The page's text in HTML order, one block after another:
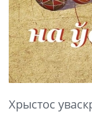
Хрыстос